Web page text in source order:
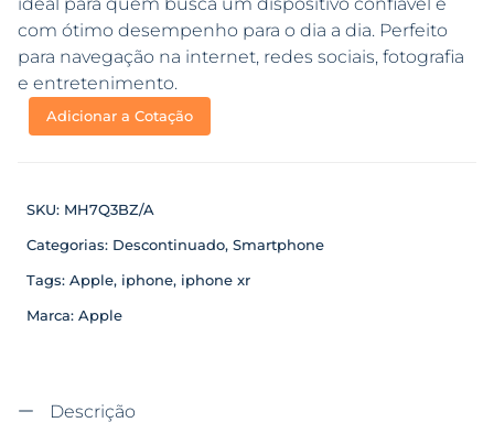
com ótimo desempenho para o dia a dia. Perfeito
para navegação na internet, redes sociais, fotografia
e entretenimento.
Adicionar a Cotação
SKU: MH7Q3BZ/A
Categorias: Descontinuado, Smartphone
Tags: Apple, iphone, iphone xr
Marca: Apple
Descrição